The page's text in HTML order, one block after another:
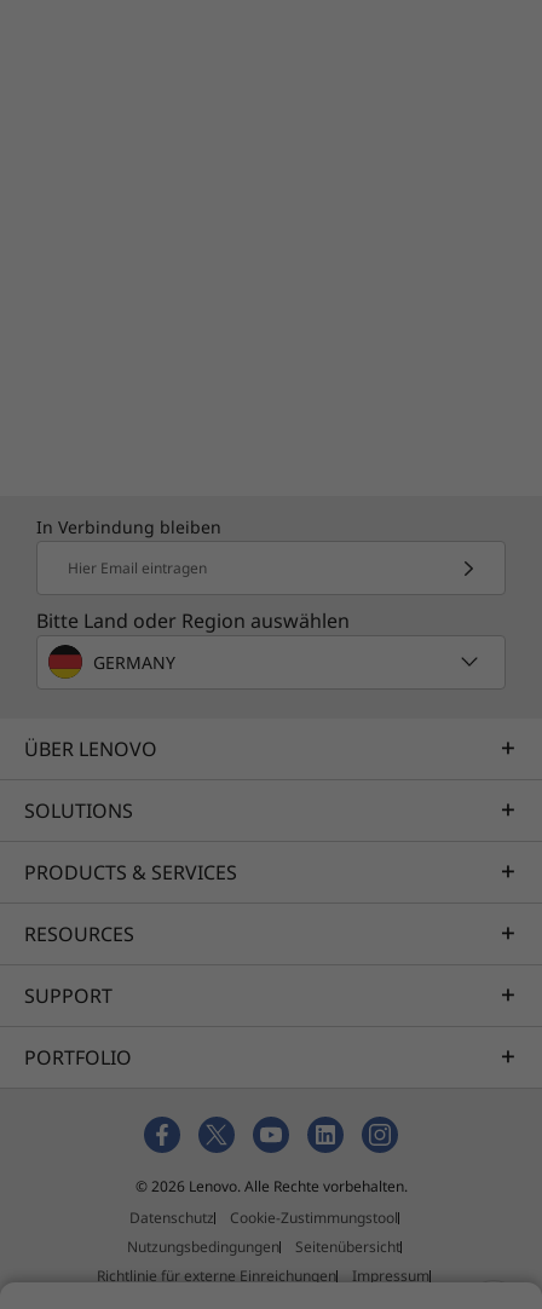
In Verbindung bleiben
Hier Email eintragen
Bitte Land oder Region auswählen
GERMANY
ÜBER LENOVO
SOLUTIONS
PRODUCTS & SERVICES
RESOURCES
SUPPORT
PORTFOLIO
© 2026 Lenovo. Alle Rechte vorbehalten.
Datenschutz
Cookie-Zustimmungstool
Nutzungsbedingungen
Seitenübersicht
Richtlinie für externe Einreichungen
Impressum